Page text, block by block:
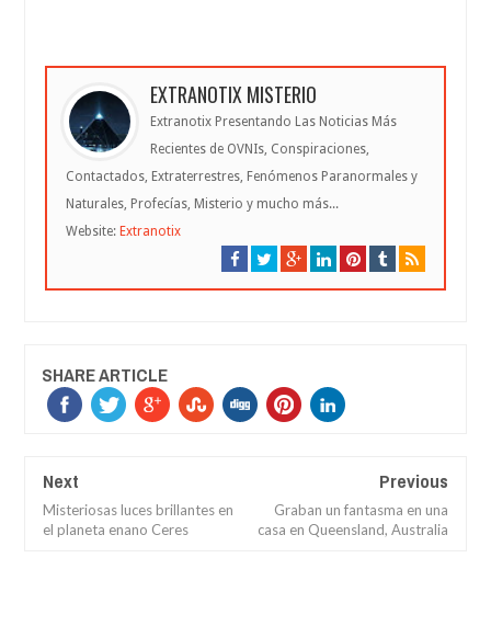
EXTRANOTIX MISTERIO
Extranotix Presentando Las Noticias Más
Recientes de OVNIs, Conspiraciones,
Contactados, Extraterrestres, Fenómenos Paranormales y
Naturales, Profecías, Misterio y mucho más...
Website: Extranotix
SHARE ARTICLE
Next
Misteriosas luces brillantes en
el planeta enano Ceres
Previous
Graban un fantasma en una
casa en Queensland, Australia